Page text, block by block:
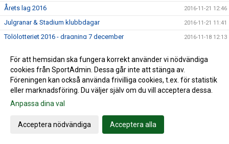
Årets lag 2016 2016-11-21 12:46
Julgranar & Stadium klubbdagar 2016-11-21 11:41
Tölölotteriet 2016 - dragning 7 december 2016-11-18 12:13
Bingolotto / Sponsorhuset 2016-09-29 11:28
Nytt datum för Föreningsutvecklingsdagen 2016-09-23 18:10
Till våra lag - sälj fika på söndag 25/9 2016-09-22 09:53
Match Div 4 Herrar 11/9 - Ändrad tid!!
Resultat Kungsbacka Femman 2016
För att hemsidan ska fungera korrekt använder vi nödvändiga
cookies från SportAdmin. Dessa går inte att stänga av.
Föreningen kan också använda frivilliga cookies, t.ex. för statistik
eller marknadsföring. Du väljer själv om du vill acceptera dessa.
Anpassa dina val
Acceptera nödvändiga Acceptera alla